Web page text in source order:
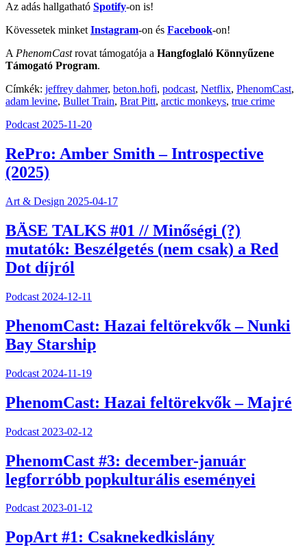
Az adás hallgatható Spotify-on is!
Kövessetek minketInstagram-on és Facebook-on!
APhenomCastrovat támogatója a Hangfoglaló Könnyűzene
Támogató Program.
Címkék: jeffrey dahmer, beton.hofi, podcast, Netflix, PhenomCast,
adam levine, Bullet Train, Brat Pitt, arctic monkeys, true crime
Podcast 2025-11-20
RePro: Amber Smith – Introspective
(2025)
Art & Design 2025-04-17
BÄSE TALKS #01 // Minőségi (?)
mutatók: Beszélgetés (nem csak) a Red
Dot díjról
Podcast 2024-12-11
PhenomCast: Hazai feltörekvők – Nunki
Bay Starship
Podcast 2024-11-19
PhenomCast: Hazai feltörekvők – Majré
Podcast 2023-02-12
PhenomCast #3: december-január
legforróbb popkulturális eseményei
Podcast 2023-01-12
PopArt #1: Csaknekedkislány